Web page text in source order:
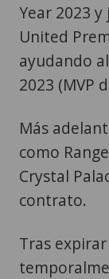
Year 2023 y
United
ayudando
2023 (MVP
Más
como
Crystal
contrato.
Tras